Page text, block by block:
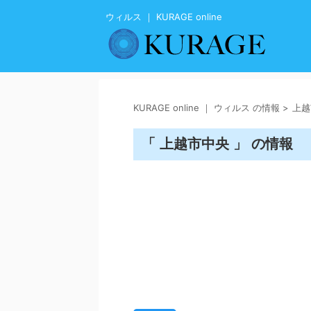
ウィルス ｜ KURAGE online
KURAGE online ｜ ウィルス の情報 > 上
「 上越市中央 」 の情報